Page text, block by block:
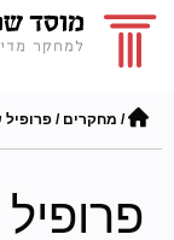
/ מחקרים /